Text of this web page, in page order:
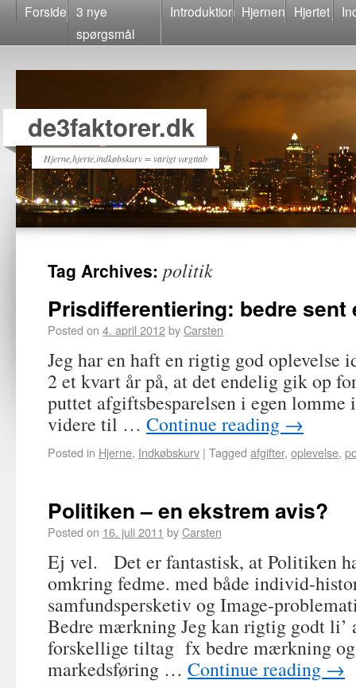
Forside 3 nye
spørgsmål
Introduktion Hjernen Hjertet
de3faktorer.dk
Hjerne,hjerte,indkøbskurv = varigt vægttab
Tag Archives: politik
Prisdifferentiering: bedre sent
Posted on 4. april 2012byCarsten
Jeg har en haft en rigtig god oplevelse
2 et kvart år på, at det endelig gik op
puttet afgiftsbesparelsen i egen lomme
videre til … Continue reading →
Posted in Hjerne, Indkøbskurv | Tagged afgifter, oplevelse,
Politiken – en ekstrem avis?
Posted on 16. juli 2011 byCarsten
Ej vel. Det er fantastisk, at Politiken
omkring fedme. med både individ-
samfundspersketiv og Image-
Bedre mærkning Jeg kan rigtig godt li’
forskellige tiltag fx bedre mærkning
markedsføring … Continue reading →